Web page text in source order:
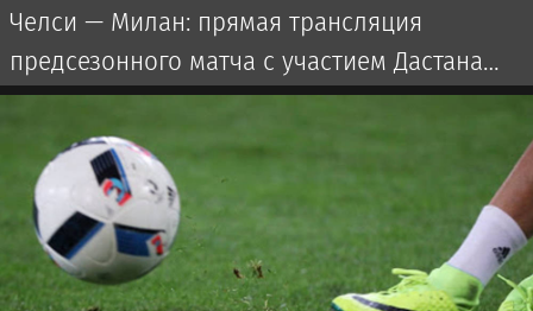
Челси — Милан: прямая трансляция
предсезонного матча с участием Дастана
Сатпаева